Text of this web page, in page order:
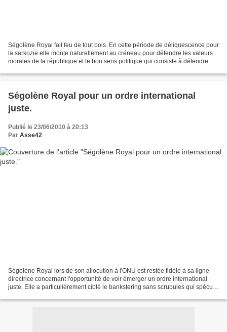
Ségolène Royal fait feu de tout bois. En cette période de déliquescence pour
la sarkozie elle monte naturellement au créneau pour défendre les valeurs
morales de la république et le bon sens politique qui consiste à défendre
Ségolène Royal pour un ordre international
juste.
Publié le 23/06/2010 à 20:13
Par Asse42
Ségolène Royal lors de son allocution à l'ONU est restée fidèle à sa ligne
directrice concernant l'opportunité de voir émerger un ordre international
juste. Elle a particulièrement ciblé le bankstering sans scrupules qui spécule